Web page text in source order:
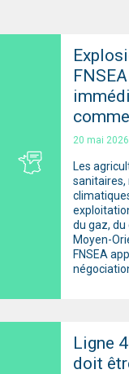
20 mai 2026
Les
du gaz,
Moyen-
FNSEA
Ligne
doit